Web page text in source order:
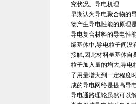
究状况。导电机理
早期认为导电聚合物的
物产生导电性能的原理
导电复合材料的导电性
缘基体中,导电粒子间没
接触,因此材料呈基体自
粒子加入量的增大,导电
子用量增大到一定程度
成的导电网络是提高导
导电通路理论虽然可以